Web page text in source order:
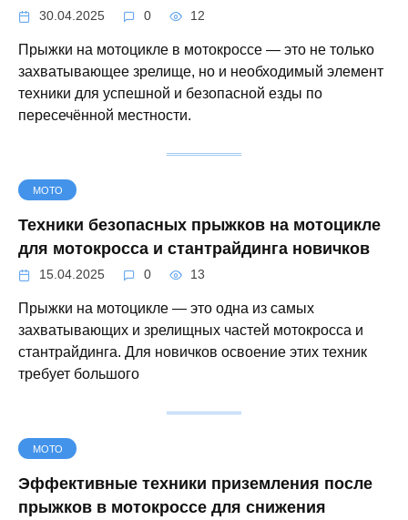
30.04.2025 0 12
Прыжки на мотоцикле в мотокроссе — это не только
захватывающее зрелище, но и необходимый элемент
техники для успешной и безопасной езды по
пересечённой местности.
МОТО
Техники безопасных прыжков на мотоцикле
для мотокросса и стантрайдинга новичков
15.04.2025 0 13
Прыжки на мотоцикле — это одна из самых
захватывающих и зрелищных частей мотокросса и
стантрайдинга. Для новичков освоение этих техник
требует большого
МОТО
Эффективные техники приземления после
прыжков в мотокроссе для снижения